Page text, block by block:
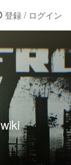
登録 / ログイン